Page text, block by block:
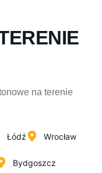
na terenie
Łódź Wrocław
Bydgoszcz